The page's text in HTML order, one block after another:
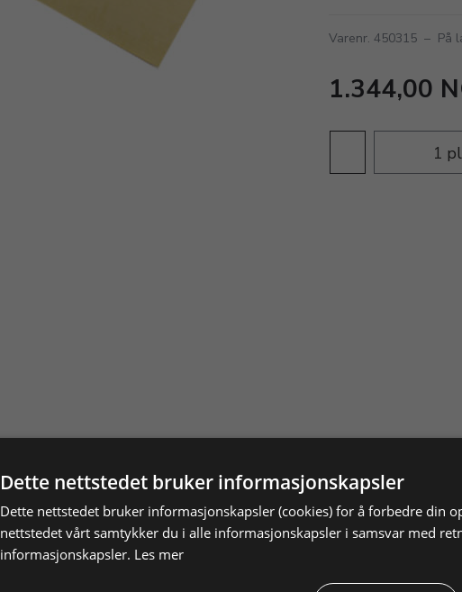
Varenr. 450315 – På
1.344,00
Dette nettstedet bruker informasjonskapsler
Dette nettstedet bruker informasjonskapsler (cookies) for å forbedre din
nettstedet vårt samtykker du i alle informasjonskapsler i samsvar med
informasjonskapsler. Les mer